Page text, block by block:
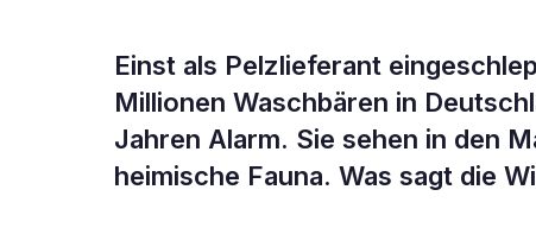
ERDE & UMWELT
Problemfall
Einst als Pelzlieferant
Millionen Waschbären in
Jahren Alarm. Sie sehen in den
heimische Fauna. Was sagt die